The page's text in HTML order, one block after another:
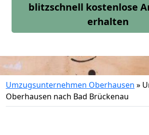
blitzschnell kostenlose
erhalten
Umzugsunternehmen Oberhausen »
Oberhausen nach Bad Brückenau